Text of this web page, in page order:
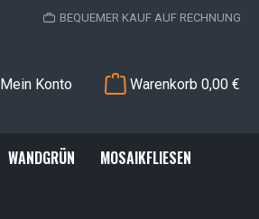
BEQUEMER KAUF AUF RECHNUNG
Mein Konto Warenkorb 0,00 €
WANDGRÜN MOSAIKFLIESEN